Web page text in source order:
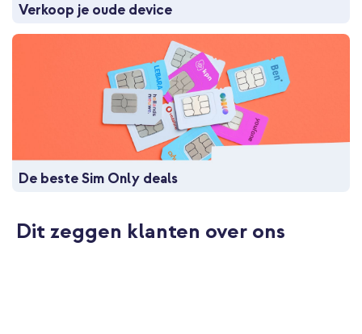
Verkoop je oude device
De beste Sim Only deals
Dit zeggen klanten over ons